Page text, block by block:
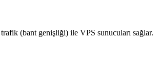
(bant genişliği) ile VPS sunucuları sağlar.